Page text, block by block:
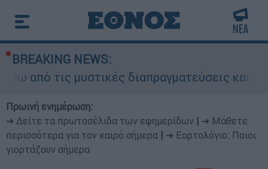
BREAKING NEWS:
μυστικές διαπραγματεύσεις και γιατί
Πρωινή ενημέρωση:
➔ Δείτε τα πρωτοσέλιδα των εφημερίδων
➔ Μάθετε
περισσότερα για τον καιρό σήμερα
➔ Εορτολόγιο: Ποιοι
γιορτάζουν σήμερα